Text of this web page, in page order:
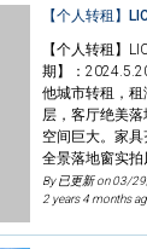
【个人转租】
【个人转租】
期】：
他城市转租，
层，客厅绝美落
空间巨大。家
全景落地窗实拍
By 已更新 on03/
2 years 4 months